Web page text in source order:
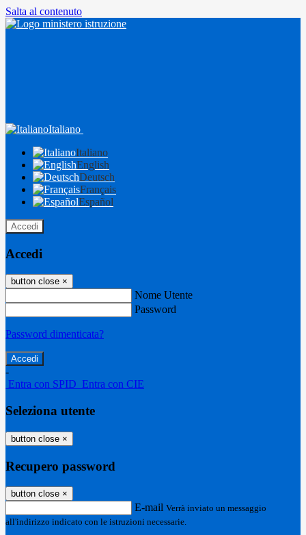
Salta al contenuto
Italiano
Italiano
English
Deutsch
Français
Español
Accedi
Accedi
button close ×
Nome Utente
Password
Password dimenticata?
-
Entra con SPID Entra con CIE
Seleziona utente
button close ×
Recupero password
button close ×
E-mail Verrà inviato un messaggio
all'indirizzo indicato con le istruzioni necessarie.